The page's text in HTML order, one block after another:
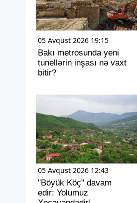
05 Avqust 2026 19:15
Bakı metrosunda yeni
tunellərin inşası nə vaxt
bitir?
05 Avqust 2026 12:43
"Böyük Köç" davam
edir: Yolumuz